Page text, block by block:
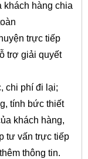
khách hàng chia
trực tiếp
trợ giải quyết
chi phí đi lại;
tính bức thiết
khách hàng,
tư vấn trực tiếp
thông tin.